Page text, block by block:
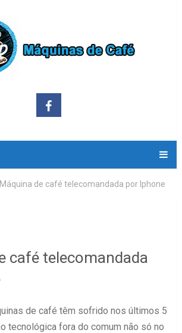
Máquina de café telecomandada por Iphone
café telecomandada
de café têm sofrido nos últimos 5
tecnológica fora do comum não só no